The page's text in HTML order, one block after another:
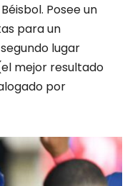
Posee un
para un
lugar
mejor resultado
por